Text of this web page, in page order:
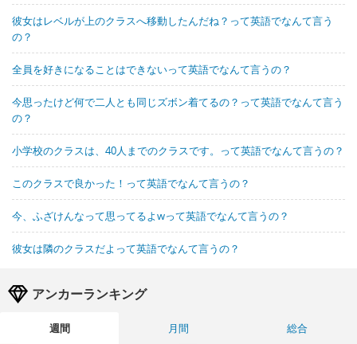
彼女はレベルが上のクラスへ移動したんだね？って英語でなんて言う
の？
全員を好きになることはできないって英語でなんて言うの？
今思ったけど何で二人とも同じズボン着てるの？って英語でなんて言う
の？
小学校のクラスは、40人までのクラスです。って英語でなんて言うの？
このクラスで良かった！って英語でなんて言うの？
今、ふざけんなって思ってるよwって英語でなんて言うの？
彼女は隣のクラスだよって英語でなんて言うの？
アンカーランキング
週間 月間
総合